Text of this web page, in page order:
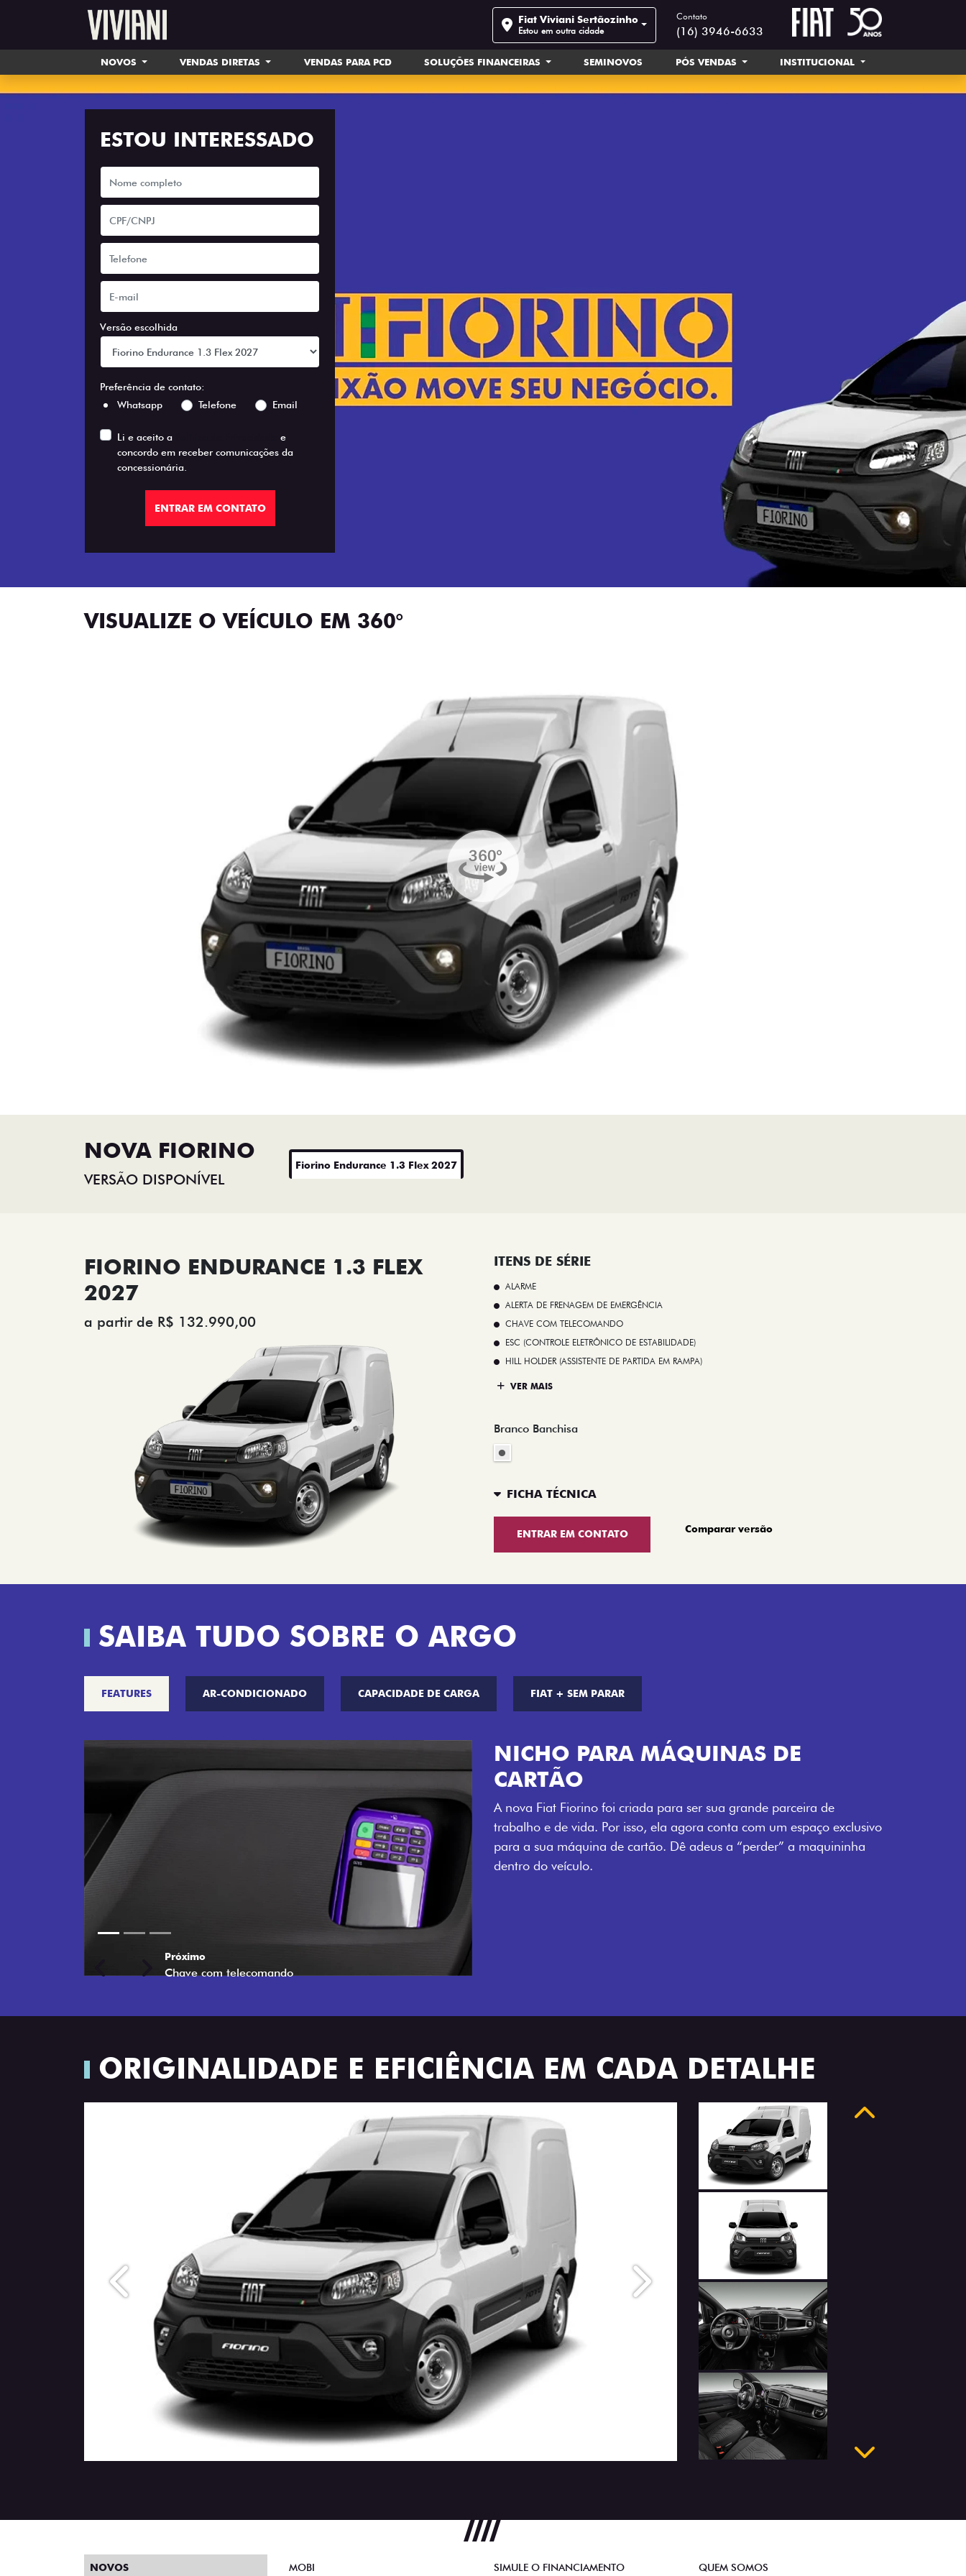
Fiat Viviani Sertãozinho
Estou em outra cidade
Contato
(16) 3946-6633
NOVOS VENDAS DIRETAS VENDAS PARA PCD SOLUÇÕES FINANCEIRAS SEMINOVOS PÓS VENDAS INSTITUCIONAL
ESTOU INTERESSADO
Versão escolhida
Preferência de contato:
Whatsapp
Telefone Email
Li e aceito a
e
concordo em receber comunicações da
concessionária.
ENTRAR EM CONTATO
VISUALIZE O VEÍCULO EM 360°
NOVA FIORINO
VERSÃO DISPONÍVEL
Fiorino Endurance 1.3 Flex 2027
FIORINO ENDURANCE 1.3 FLEX
2027
a partir de R$ 132.990,00
ITENS DE SÉRIE
ALARME
ALERTA DE FRENAGEM DE EMERGÊNCIA
CHAVE COM TELECOMANDO
ESC (CONTROLE ELETRÔNICO DE ESTABILIDADE)
HILL HOLDER (ASSISTENTE DE PARTIDA EM RAMPA)
VER MAIS
Branco Banchisa
FICHA TÉCNICA
ENTRAR EM CONTATO Comparar versão
SAIBA TUDO SOBRE O ARGO
FEATURES AR-CONDICIONADO CAPACIDADE DE CARGA FIAT + SEM PARAR
CHAVE COM TELECOMANDO
Agora, a chave da sua nova Fiorino pode abrir o veículo também à
distância, e não mais somente pela fechadura. São detalhes como
esse que trazem ainda mais fluidez para o seu dia de trabalho.
PreviousNext
ORIGINALIDADE E EFICIÊNCIA EM CADA DETALHE
Anterior
Próximo